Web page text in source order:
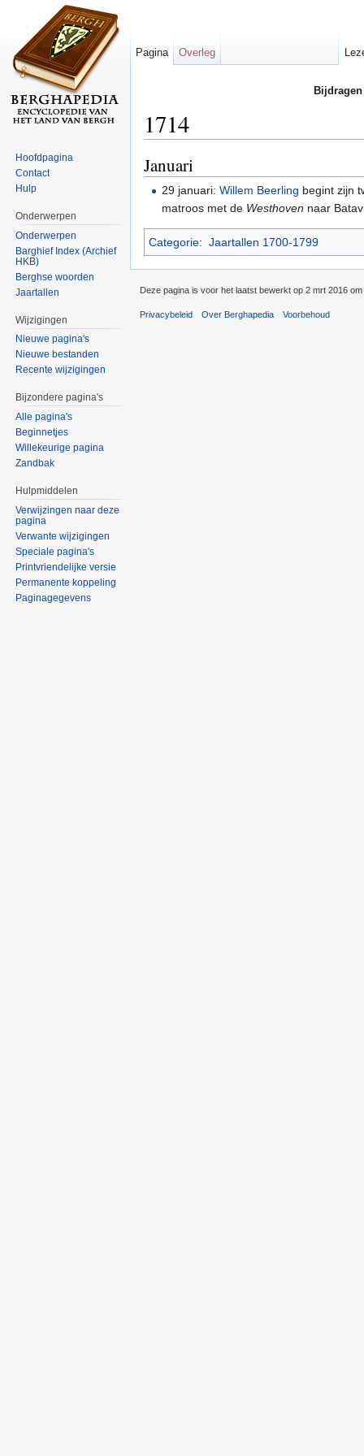
1714
Januari
29 januari:Willem Beerling begint zijn
matroos met de Westhoven naar
Categorie: Jaartallen 1700-1799
Pagina Overleg
Hoofdpagina
Contact
Hulp
Onderwerpen
Onderwerpen
Barghief Index (Archief
HKB)
Berghse woorden
Jaartallen
Wijzigingen
Nieuwe pagina's
Nieuwe bestanden
Recente wijzigingen
Bijzondere pagina's
Alle pagina's
Beginnetjes
Willekeurige pagina
Zandbak
Hulpmiddelen
Verwijzingen naar deze
pagina
Verwante wijzigingen
Speciale pagina's
Printvriendelijke versie
Permanente koppeling
Paginagegevens
Deze pagina is voor het laatst bewerkt op 2 mrt 2016 om
Privacybeleid Over Berghapedia Voorbehoud